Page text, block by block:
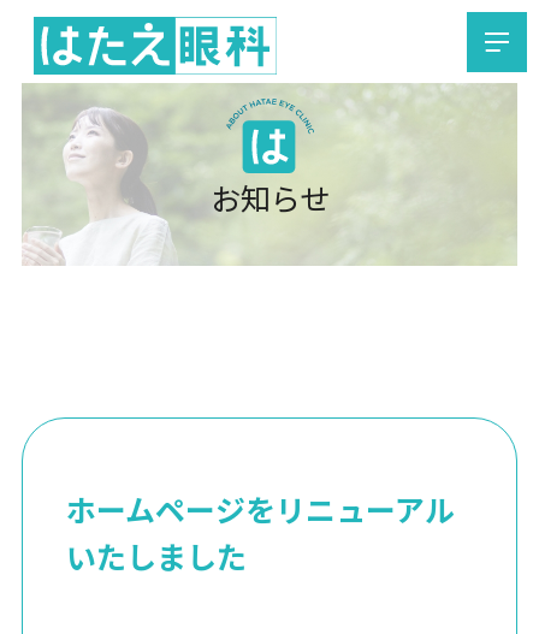
Skip
content
ホーム
お知らせ
院内掲示物
日帰り白内障手術
診療案内
交通案内
お知らせ
ホームページをリニューアル
いたしました